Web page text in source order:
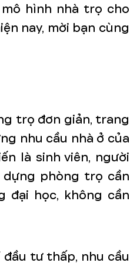
hình nhà trọ cho
nay, mời bạn cùng
trọ đơn giản, trang
nhu cầu nhà ở của
là sinh viên, người
dựng phòng trọ cần
đại học, không cần
tư thấp, nhu cầu